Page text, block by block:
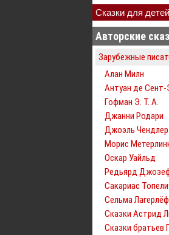
Сказки для детей
Авторские
Зарубежные
Алан Милн
Антуан де
Гофман Э. Т. А.
Джанни Родари
Джоэль Чендлер
Морис
Оскар Уайльд
Редьярд
Сакариас
Сельма Лагерлёф
Сказки Астрид
Сказки братьев